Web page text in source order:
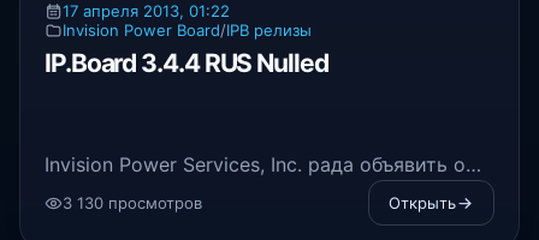
17 апреля 2013, 01:22
Invision Power Board/IPB релизы
IP.Board 3.4.4 RUS Nulled
Invision Power Services, Inc. рада объявить о
выпуске IP.Board
3 130 просмотров Открыть